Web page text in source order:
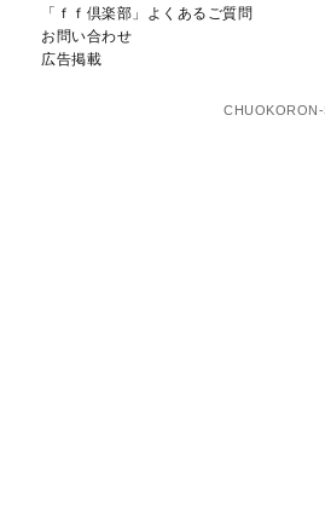
「ｆｆ倶楽部」よくあるご質問
お問い合わせ
広告掲載